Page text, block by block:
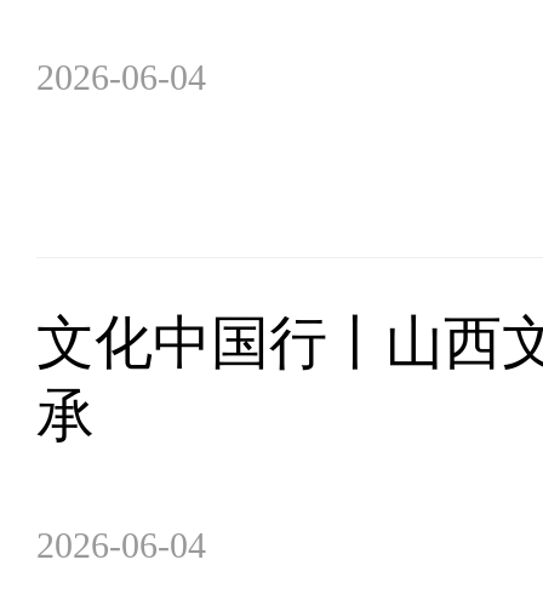
2026-06-04
文化中国行丨山西
承
2026-06-04